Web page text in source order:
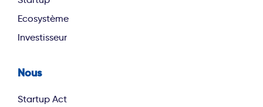
Ecosystème
Investisseur
footer second
Nous
Startup Act